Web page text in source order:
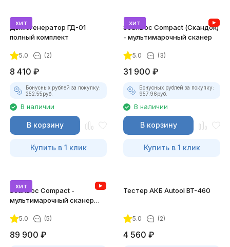
хит
Дымогенератор ГД-01
полный комплект
5.0 (2)
8 410 ₽
Бонусных рублей за покупку:
252.55руб.
В наличии
В корзину
Купить в 1 клик
хит
ScanDoc Compact (Скандок)
- мультимарочный сканер
5.0 (3)
31 900 ₽
Бонусных рублей за покупку:
957.96руб.
В наличии
В корзину
Купить в 1 клик
хит
ScanDoc Compact -
мультимарочный сканер
5.0 (5)
89 900 ₽
Тестер АКБ Autool BT-460
5.0 (2)
4 560 ₽